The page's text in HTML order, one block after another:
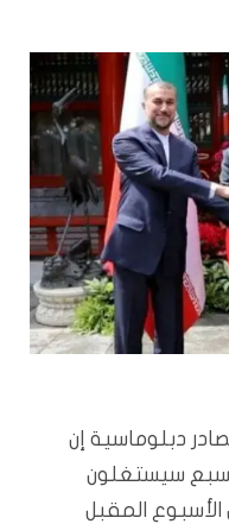
دبلوماسية إن
سيستغلون
الأسبوع المقبل